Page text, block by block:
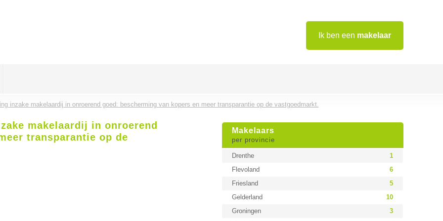
Ik ben een makelaar
inzake makelaardij in onroerend goed: bescherming van kopers en meer transparantie op de vastgoedmarkt.
Makelaars
per provincie
Drenthe
1
Flevoland
6
Friesland
5
Gelderland
10
Groningen
3
makelaardij in onroerend
transparantie op de